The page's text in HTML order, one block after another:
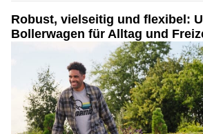
Robust, vielseitig und flexibel:
Bollerwagen für Alltag und